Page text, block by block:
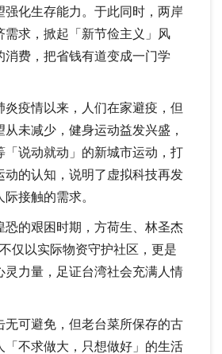
强化生存能力。于此同时，两岸
需求，掀起「新节俭主义」风
消费，把省钱有道变成一门学
炎疫情以来，人们在家避疫，但
未减少，健身运动益发兴盛，
「说动就动」的新城市运动，打
动的认知，说明了虚拟科技再发
接触的需求。
恐的艰困时期，方荷生、林圣杰
仅以实际物资守护社区，更是
灵力量，足证台湾社会充满人情
无可避免，但老台菜所保存的古
「不求做大，只想做好」的生活